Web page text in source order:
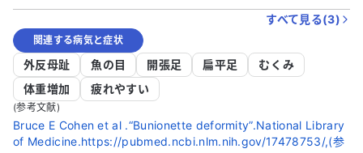
すべて見る(3)
関連する病気と症状
外反母趾 魚の目 開張足 扁平足
むくみ
体重増加
疲れやすい
(参考文献)
Bruce E Cohen et al .“Bunionette deformity”.National Library
of Medicine.https://pubmed.ncbi.nlm.nih.gov/17478753/,(参